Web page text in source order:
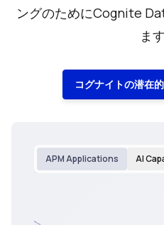
ングのためにCognite
ます
コグナイトの潜在
APM Applications AI